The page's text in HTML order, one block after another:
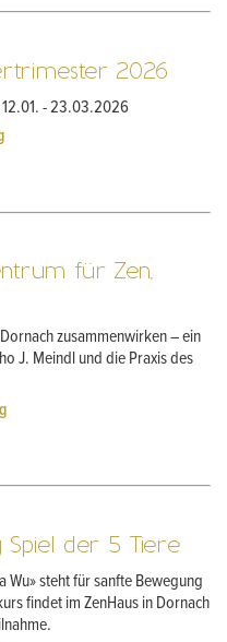
2026
- 23.03.2026
für Zen,
zusammenwirken – ein
J. Meindl und die Praxis des
Spiel der 5 Tiere
Wu» steht für sanfte Bewegung
findet im ZenHaus in Dornach